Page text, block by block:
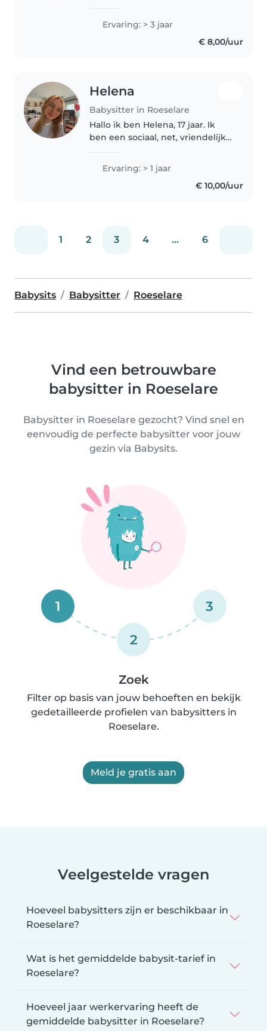
mijn familie en studeer
orthopedagogie aan Vives. Daar
leer ik nog meer hoe ik voor
Ervaring: > 3 jaar
€ 8,00/uur
Helena
Babysitter in Roeselare
Hallo ik ben Helena, 17 jaar. Ik
ben een sociaal, net, vriendelijk
op kinderen. Ik studeer
basiszorg & ondersteuning in
het secundair onderwijs,
Ervaring: > 1 jaar
€ 10,00/uur
1 2 3 4 ... 6
Babysits Babysitter Roeselare
Vind een betrouwbare
babysitter in Roeselare
Babysitter in Roeselare gezocht? Vind snel en
eenvoudig de perfecte babysitter voor jouw
gezin via Babysits.
1
2
3
Zoek
Filter op basis van jouw behoeften en bekijk
gedetailleerde profielen van babysitters in
Roeselare.
Meld je gratis aan
Veelgestelde vragen
Hoeveel babysitters zijn er beschikbaar in
Roeselare?
Wat is het gemiddelde babysit-tarief in
Roeselare?
Hoeveel jaar werkervaring heeft de
gemiddelde babysitter in Roeselare?